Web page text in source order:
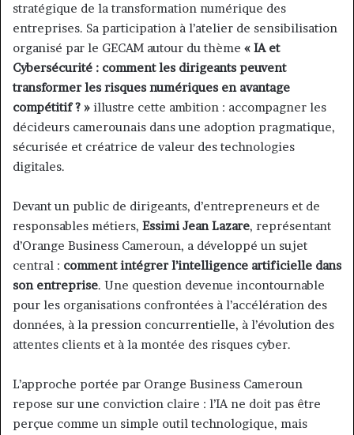
stratégique de la transformation numérique des
entreprises. Sa participation à l’atelier de sensibilisation
organisé par le GECAM autour du thème « IA et
Cybersécurité : comment les dirigeants peuvent
transformer les risques numériques en avantage
compétitif ? » illustre cette ambition : accompagner les
décideurs camerounais dans une adoption pragmatique,
sécurisée et créatrice de valeur des technologies
digitales.
Devant un public de dirigeants, d’entrepreneurs et de
responsables métiers, Essimi Jean Lazare, représentant
d’Orange Business Cameroun, a développé un sujet
central : comment intégrer l’intelligence artificielle dans
son entreprise. Une question devenue incontournable
pour les organisations confrontées à l’accélération des
données, à la pression concurrentielle, à l’évolution des
attentes clients et à la montée des risques cyber.
L’approche portée par Orange Business Cameroun
repose sur une conviction claire : l’IA ne doit pas être
perçue comme un simple outil technologique, mais